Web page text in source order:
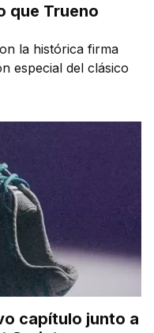
que Trueno
la histórica firma
especial del clásico
capítulo junto a